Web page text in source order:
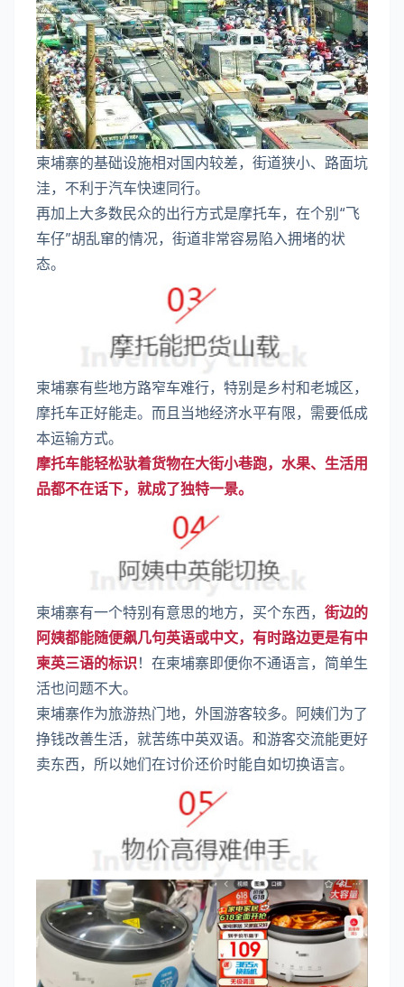
柬埔寨的基础设施相对国内较差，街道狭小、路面坑
洼，不利于汽车快速同行。
再加上大多数民众的出行方式是摩托车，在个别“飞
车仔”胡乱窜的情况，街道非常容易陷入拥堵的状
态。
柬埔寨有些地方路窄车难行，特别是乡村和老城区，
摩托车正好能走。而且当地经济水平有限，需要低成
本运输方式。
摩托车能轻松驮着货物在大街小巷跑，水果、生活用
品都不在话下，就成了独特一景。
柬埔寨有一个特别有意思的地方，买个东西， 街边的
阿姨都能随便飙几句英语或中文，有时路边更是有中
柬英三语的标识！在柬埔寨即便你不通语言，简单生
活也问题不大。
柬埔寨作为旅游热门地，外国游客较多。阿姨们为了
挣钱改善生活，就苦练中英双语。和游客交流能更好
卖东西，所以她们在讨价还价时能自如切换语言。